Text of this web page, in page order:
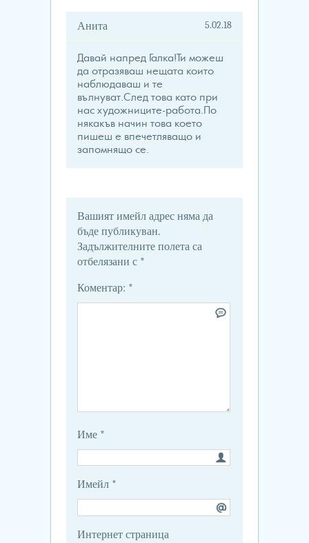
Анита 5.02.18
Давай напред Галка!Ти можеш
да отразяваш нещата които
наблюдаваш и те
вълнуват.След това като при
нас художниците-работа.По
някакъв начин това което
пишеш е впечетляващо и
запомнящо се.
Вашият имейл адрес няма да
бъде публикуван.
Задължителните полета са
отбелязани с *
Коментар: *
Име *
Имейл *
Интернет страница